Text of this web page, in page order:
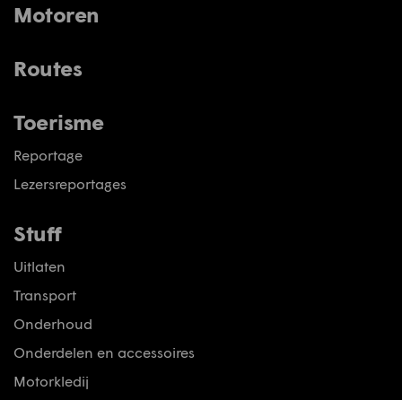
Motoren
Routes
Toerisme
Reportage
Lezersreportages
Stuff
Uitlaten
Transport
Onderhoud
Onderdelen en accessoires
Motorkledij